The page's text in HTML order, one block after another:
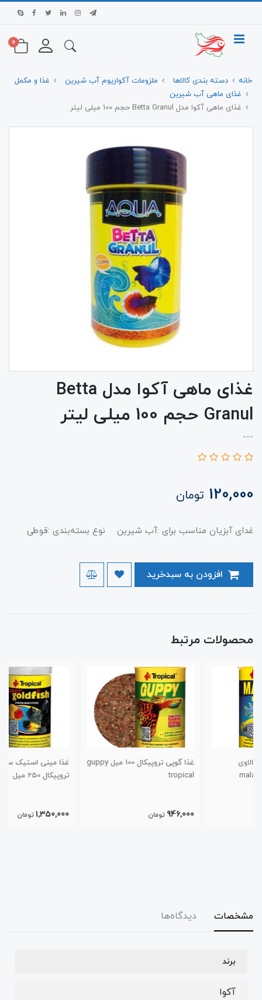
0
خانه دسته بندی کالاها ملزومات آکواریوم آب شیرین
غذا و مکمل
غذای ماهی آب شیرین
غذای ماهی آکوا مدل Betta Granul حجم 100 میلی لیتر
غذای ماهی آکوا مدل Betta
Granul حجم 100 میلی لیتر
---
120,000 تومان
غدای آبزیان مناسب برای :آب شیرین نوع بسته‌بندی :قوطی
محصولات مرتبط
غذا گوپی تروپیکال 100 میل guppy
tropical
غذا مینی استیک سوپر گلدفیش
تومان
مشخصات دیدگاه‌ها
برند
آکوا